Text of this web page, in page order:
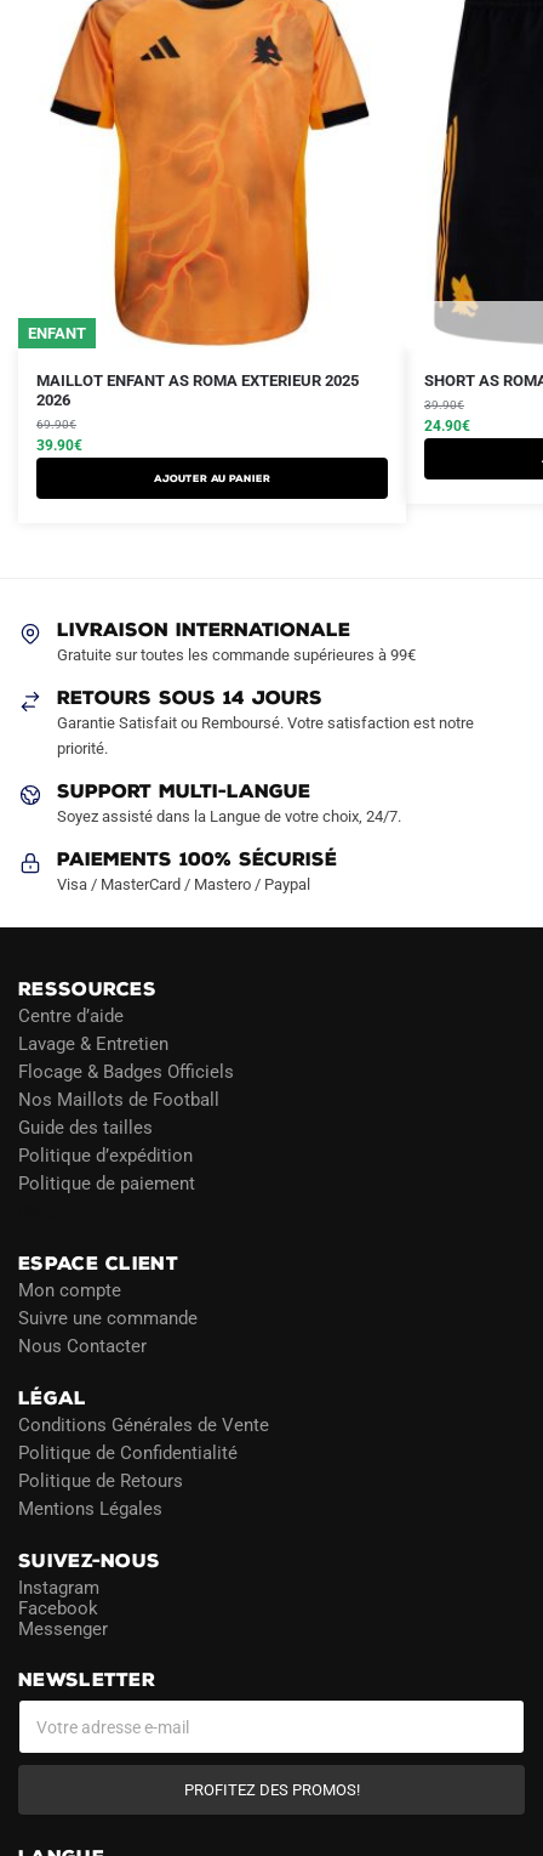
ENFANT
MAILLOT ENFANT AS ROMA EXTERIEUR 2025
2026
69.90€
Le
prix
initial
était :
39.90€
Le
prix
actuel
est :
AJOUTER AU PANIER
Ce
produit
a
plusieurs
variations.
choisies
la
page
produit
SHORT AS
39.90€
Le
prix
initial
était :
24.90€
Le
prix
actuel
est :
Ce
produit
a
page
LIVRAISON INTERNATIONALE
Gratuite sur toutes les commande supérieures à 99€
RETOURS SOUS 14 JOURS
Garantie Satisfait ou Remboursé. Votre satisfaction est notre
priorité.
SUPPORT MULTI-LANGUE
Soyez assisté dans la Langue de votre choix, 24/7.
Paiements 100% Sécurisé
Visa / MasterCard / Mastero / Paypal
RESSOURCES
Centre d’aide
Lavage & Entretien
Flocage & Badges Officiels
Nos Maillots de Football
Guide des tailles
Politique d’expédition
Politique de paiement
ESPACE CLIENT
Mon compte
Suivre une commande
Nous Contacter
LÉGAL
Conditions Générales de Vente
Politique de Confidentialité
Politique de Retours
Mentions Légales
SUIVEZ-NOUS
Instagram
Facebook
Messenger
NEWSLETTER
PROFITEZ DES PROMOS!